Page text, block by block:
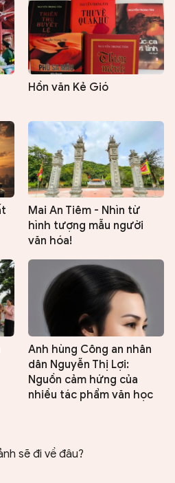
Hồn văn Kẻ Gió
Mai An Tiêm - Nhìn từ
hình tượng mẫu người
văn hóa!
Anh hùng Công an nhân
dân Nguyễn Thị Lợi:
Nguồn cảm hứng của
nhiều tác phẩm văn học
sẽ đi về đâu?